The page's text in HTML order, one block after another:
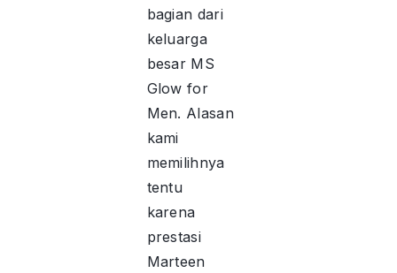
bagian dari
keluarga
besar MS
Glow for
Men. Alasan
kami
memilihnya
tentu
karena
prestasi
Marteen